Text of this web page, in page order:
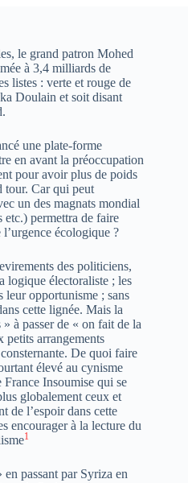
le grand patron Mohed
à 3,4 milliards de
listes : verte et rouge de
Doulain et soit disant
une plate-forme
en avant la préoccupation
pour avoir plus de poids
tour. Car qui peut
un des magnats mondial
etc.) permettra de faire
écologique ?
des politiciens,
logique électoraliste ; les
leur opportunisme ; sans
cette lignée. Mais la
à passer de « on fait de la
petits arrangements
De quoi faire
élevé au cynisme
Insoumise qui se
globalement ceux et
de l’espoir dans cette
encourager à la lecture du
1
passant par Syriza en